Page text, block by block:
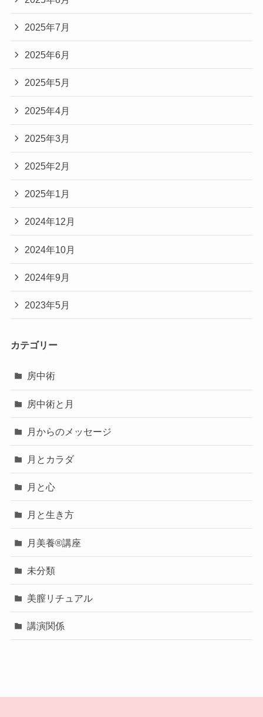
2025年7月
2025年6月
2025年5月
2025年4月
2025年3月
2025年2月
2025年1月
2024年12月
2024年10月
2024年9月
2023年5月
カテゴリー
房中術
房中術と月
月からのメッセージ
月とカラダ
月と心
月と生き方
月美養®講座
未分類
美膣リチュアル
講演関係